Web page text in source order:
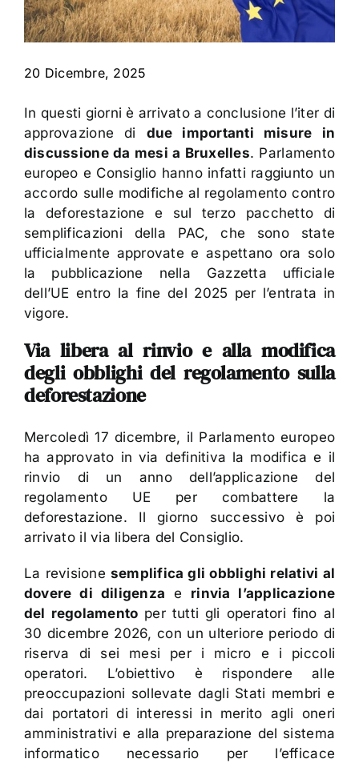
20 Dicembre, 2025
In questi giorni è arrivato a conclusione l’iter di
approvazione di due importanti misure in
discussione da mesi a Bruxelles. Parlamento
europeo e Consiglio hanno infatti raggiunto un
accordo sulle modifiche al regolamento contro
la deforestazione e sul terzo pacchetto di
semplificazioni della PAC, che sono state
ufficialmente approvate e aspettano ora solo
la pubblicazione nella Gazzetta ufficiale
dell’UE entro la fine del 2025 per l’entrata in
vigore.
Via libera al rinvio e alla modifica
degli obblighi del regolamento sulla
deforestazione
Mercoledì 17 dicembre, il Parlamento europeo
ha approvato in via definitiva la modifica e il
rinvio di un anno dell’applicazione del
regolamento UE per combattere la
deforestazione. Il giorno successivo è poi
arrivato il via libera del Consiglio.
La revisione semplifica gli obblighi relativi al
dovere di diligenza e rinvia l’applicazione
del regolamento per tutti gli operatori fino al
30 dicembre 2026, con un ulteriore periodo di
riserva di sei mesi per i micro e i piccoli
operatori. L’obiettivo è rispondere alle
preoccupazioni sollevate dagli Stati membri e
dai portatori di interessi in merito agli oneri
amministrativi e alla preparazione del sistema
informatico necessario per l’efficace